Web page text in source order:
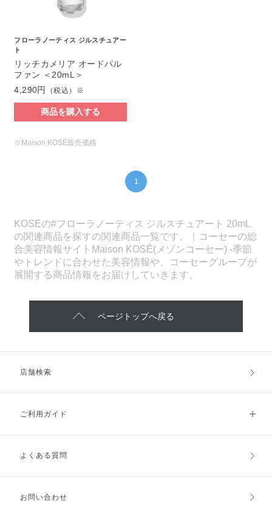
フローラノーティス ジルスチュアー
ト
リッチカメリア オードパル
ファン ＜20mL＞
4,290円
（税込）※
商品を購入する
※Maison KOSÉ販売価格
1
KOSEの#フローラノーティス ジルスチュアート 20mL
の関連商品を探すの関連商品一覧です。｜コーセーの総
合美容情報サイトMaison KOSÉ(メゾンコーセー) -季節
やトレンドに合わせた美容情報や、コーセーグループが
展開する商品情報をお届けしていきます。
ページトップへ戻る
店舗検索
ご利用ガイド
ご利用ガイドトップ
お支払方法
よくある質問
お問い合わせ